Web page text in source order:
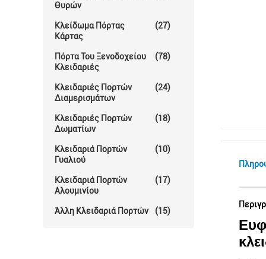
Θυρών
Κλείδωμα Πόρτας
Κάρτας
(27)
Πόρτα Του Ξενοδοχείου
Κλειδαριές
(78)
Κλειδαριές Πορτών
Διαμερισμάτων
(24)
Κλειδαριές Πορτών
Δωματίων
(18)
Κλειδαριά Πορτών
Γυαλιού
(10)
Κλειδαριά Πορτών
Αλουμινίου
(17)
Άλλη Κλειδαριά Πορτών (15)